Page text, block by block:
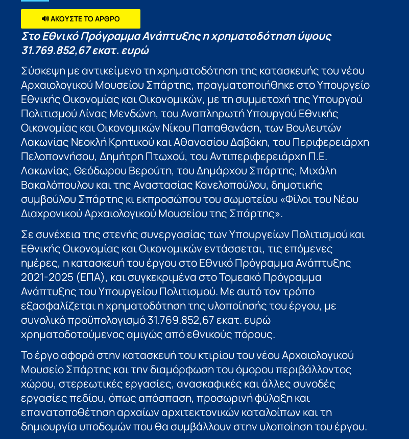
🔊 ΑΚΟΥΣΤΕ ΤΟ ΑΡΘΡΟ
Στο Εθνικό Πρόγραμμα Ανάπτυξης η χρηματοδότηση ύψους
31.769.852,67 εκατ. ευρώ
Σύσκεψη με αντικείμενο τη χρηματοδότηση της κατασκευής του νέου
Αρχαιολογικού Μουσείου Σπάρτης, πραγματοποιήθηκε στο Υπουργείο
Εθνικής Οικονομίας και Οικονομικών, με τη συμμετοχή της Υπουργού
Πολιτισμού Λίνας Μενδώνη, του Αναπληρωτή Υπουργού Εθνικής
Οικονομίας και Οικονομικών Νίκου Παπαθανάση, των Βουλευτών
Λακωνίας Νεοκλή Κρητικού και Αθανασίου Δαβάκη, του Περιφερειάρχη
Πελοποννήσου, Δημήτρη Πτωχού, του Αντιπεριφερειάρχη Π.Ε.
Λακωνίας, Θεόδωρου Βερούτη, του Δημάρχου Σπάρτης, Μιχάλη
Βακαλόπουλου και της Αναστασίας Κανελοπούλου, δημοτικής
συμβούλου Σπάρτης κι εκπροσώπου του σωματείου «Φίλοι του Νέου
Διαχρονικού Αρχαιολογικού Μουσείου της Σπάρτης».
Σε συνέχεια της στενής συνεργασίας των Υπουργείων Πολιτισμού και
Εθνικής Οικονομίας και Οικονομικών εντάσσεται, τις επόμενες
ημέρες, η κατασκευή του έργου στο Εθνικό Πρόγραμμα Ανάπτυξης
2021-2025 (ΕΠΑ), και συγκεκριμένα στο Τομεακό Πρόγραμμα
Ανάπτυξης του Υπουργείου Πολιτισμού. Με αυτό τον τρόπο
εξασφαλίζεται η χρηματοδότηση της υλοποίησής του έργου, με
συνολικό προϋπολογισμό 31.769.852,67 εκατ. ευρώ
χρηματοδοτούμενος αμιγώς από εθνικούς πόρους.
Το έργο αφορά στην κατασκευή του κτιρίου του νέου Αρχαιολογικού
Μουσείο Σπάρτης και την διαμόρφωση του όμορου περιβάλλοντος
χώρου, στερεωτικές εργασίες, ανασκαφικές και άλλες συνοδές
εργασίες πεδίου, όπως απόσπαση, προσωρινή φύλαξη και
επανατοποθέτηση αρχαίων αρχιτεκτονικών καταλοίπων και τη
δημιουργία υποδομών που θα συμβάλλουν στην υλοποίηση του έργου.